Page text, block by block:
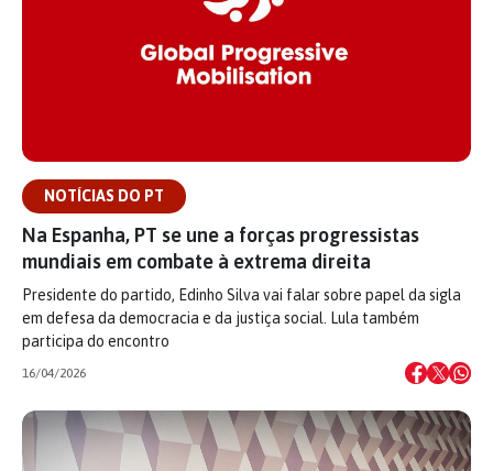
NOTÍCIAS DO PT
Na Espanha, PT se une a forças progressistas
mundiais em combate à extrema direita
Presidente do partido, Edinho Silva vai falar sobre papel da sigla
em defesa da democracia e da justiça social. Lula também
participa do encontro
16/04/2026